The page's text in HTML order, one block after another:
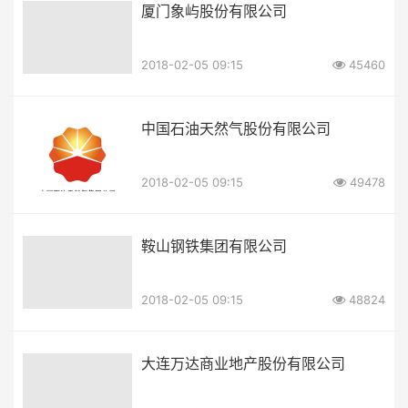
厦门象屿股份有限公司
2018-02-05 09:15 45460
中国石油天然气股份有限公司
2018-02-05 09:15 49478
鞍山钢铁集团有限公司
2018-02-05 09:15 48824
大连万达商业地产股份有限公司